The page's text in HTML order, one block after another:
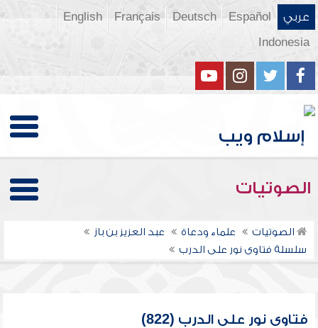
عربي Español
Deutsch
Français
English
Indonesia
الصوتيات
الصوتيات علماء ودعاة
عبد العزيز بن باز
سلسلة فتاوى نور على الدرب
فتاوى نور على الدرب (822)